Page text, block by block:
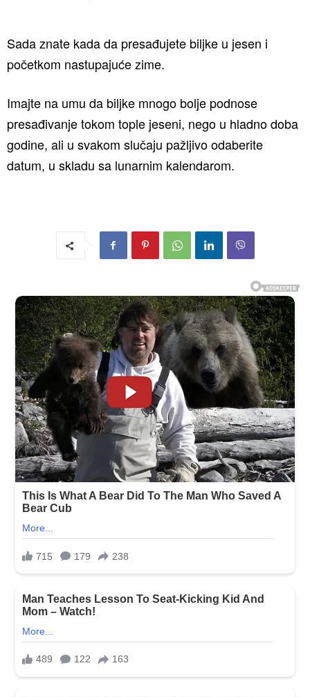
Sada znate kada da presađujete biljke u jesen i
početkom nastupajuće zime.
Imajte na umu da biljke mnogo bolje podnose
presađivanje tokom tople jeseni, nego u hladno doba
godine, ali u svakom slučaju pažljivo odaberite
datum, u skladu sa lunarnim kalendarom.